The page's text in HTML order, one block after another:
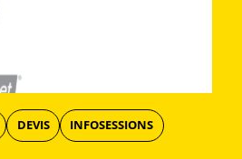
DEVIS INFOSESSIONS